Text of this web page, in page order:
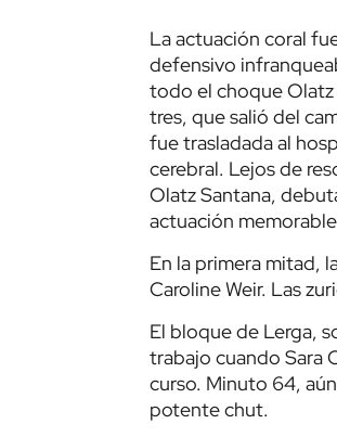
La actuación coral
defensivo
todo el choque Olatz
tres, que salió del
fue trasladada al
cerebral. Lejos de
Olatz Santana,
actuación
En la primera mitad,
Caroline Weir. Las
El bloque de Lerga,
trabajo cuando Sara
curso. Minuto 64,
potente chut.